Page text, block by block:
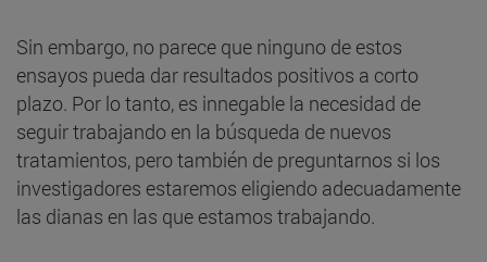
Sin embargo, no parece que ninguno de estos
ensayos pueda dar resultados positivos a corto
plazo. Por lo tanto, es innegable la necesidad de
seguir trabajando en la búsqueda de nuevos
tratamientos, pero también de preguntarnos si los
investigadores estaremos eligiendo adecuadamente
las dianas en las que estamos trabajando.